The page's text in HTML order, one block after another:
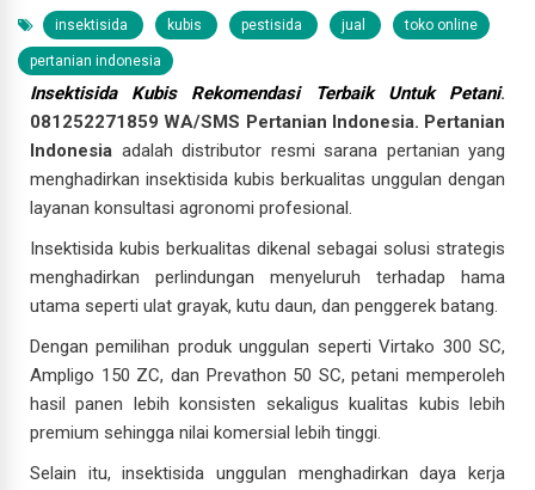
insektisida kubis pestisida jual toko online
pertanian indonesia
Insektisida Kubis Rekomendasi Terbaik Untuk Petani.
081252271859 WA/SMS Pertanian Indonesia. Pertanian
Indonesia adalah distributor resmi sarana pertanian yang
menghadirkan insektisida kubis berkualitas unggulan dengan
layanan konsultasi agronomi profesional.
Insektisida kubis berkualitas dikenal sebagai solusi strategis
menghadirkan perlindungan menyeluruh terhadap hama
utama seperti ulat grayak, kutu daun, dan penggerek batang.
Dengan pemilihan produk unggulan seperti Virtako 300 SC,
Ampligo 150 ZC, dan Prevathon 50 SC, petani memperoleh
hasil panen lebih konsisten sekaligus kualitas kubis lebih
premium sehingga nilai komersial lebih tinggi.
Selain itu, insektisida unggulan menghadirkan daya kerja